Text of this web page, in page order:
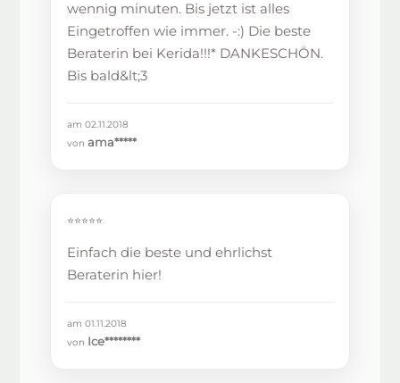
wennig minuten. Bis jetzt ist alles
Eingetroffen wie immer. -:) Die beste
Beraterin bei Kerida!!!* DANKESCHÖN.
Bis bald&lt;3
am 02.11.2018
vonama*****
⭐⭐⭐⭐⭐
Einfach die beste und ehrlichst
Beraterin hier!
am 01.11.2018
von Ice********